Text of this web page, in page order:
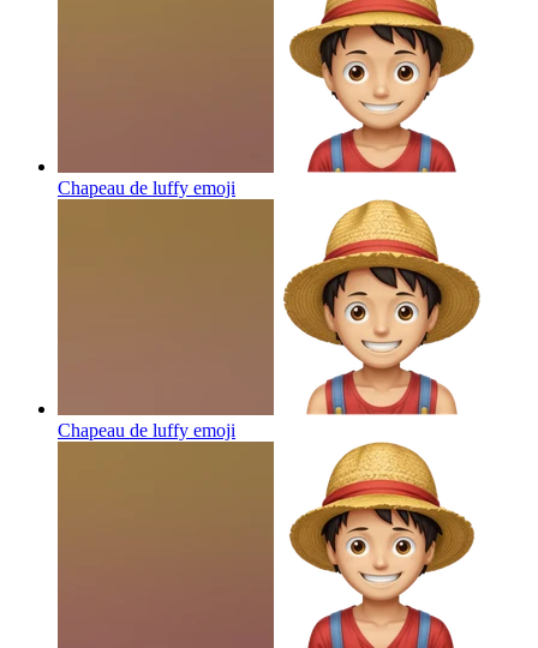
Chapeau de luffy emoji
Chapeau de luffy emoji